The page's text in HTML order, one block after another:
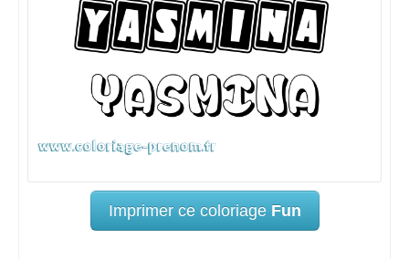
Imprimer ce coloriage Fun